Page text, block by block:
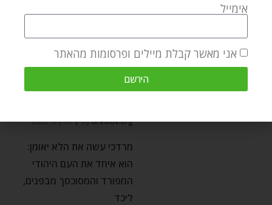
פורים⬦שונות
פורים – סוד ההצלחה של
bybreslov.org מרץ 8, 2020
מרדכי עשה את הלא יאומן:
הוא איחד את העם היהודי
המפורד והמסוכסך מבפנים,
ליכד
אימייל
אני מאשר קבלת מיילים ופרסומות מהאתר
הירשם